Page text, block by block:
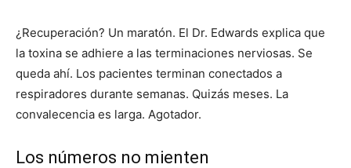
¿Recuperación? Un maratón. El Dr. Edwards explica que
la toxina se adhiere a las terminaciones nerviosas. Se
queda ahí. Los pacientes terminan conectados a
respiradores durante semanas. Quizás meses. La
convalecencia es larga. Agotador.
Los números no mienten